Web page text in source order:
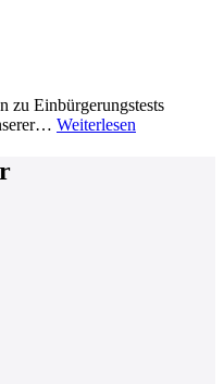
zu Einbürgerungstests
Weiterlesen